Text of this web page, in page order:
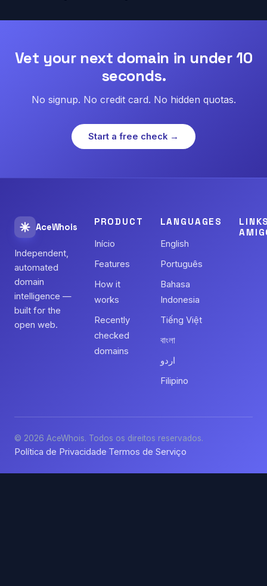
Vet your next domain in under 10
seconds.
No signup. No credit card. No hidden quotas.
Start a free check →
AceWhois
Independent,
automated
domain
intelligence —
built for the
open web.
PRODUCT
Início
Features
How it
works
Recently
checked
domains
LANGUAGES
English
Português
Bahasa
Indonesia
Tiếng Việt
বাংলা
اردو
Filipino
© 2026 AceWhois. Todos os direitos reservados.
Política de Privacidade·Termos de Serviço